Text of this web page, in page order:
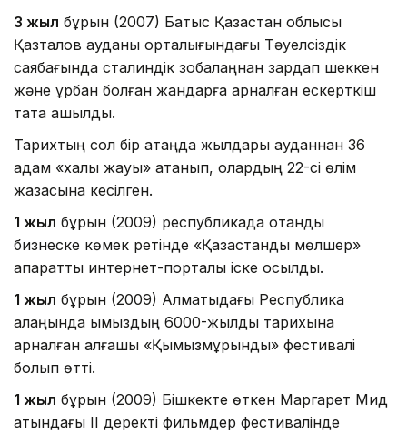
3 жыл бұрын (2007) Батыс Қазақстан облысы
Қазталов ауданы орталығындағы Тәуелсіздік
саябағында сталиндік зобалаңнан зардап шеккен
және құрбан болған жандарға арналған ескерткіш
тақта ашылды.
Тарихтың сол бір ақтаңдақ жылдары ауданнан 36
адам «халық жауы» атанып, олардың 22-сі өлім
жазасына кесілген.
1 жыл бұрын (2009) республикада отандық
бизнеске көмек ретінде «Қазақстандық мөлшер»
ақпараттық интернет-порталы іске қосылды.
1 жыл бұрын (2009) Алматыдағы Республика
алаңында қымыздың 6000-жылдық тарихына
арналған алғашқы «Қымызмұрындық» фестивалі
болып өтті.
1 жыл бұрын (2009) Бішкекте өткен Маргарет Мид
атындағы ІІ деректі фильмдер фестивалінде